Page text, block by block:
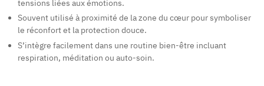
tensions liées aux émotions.
Souvent utilisé à proximité de la zone du cœur pour symboliser
le réconfort et la protection douce.
S’intègre facilement dans une routine bien-être incluant
respiration, méditation ou auto-soin.